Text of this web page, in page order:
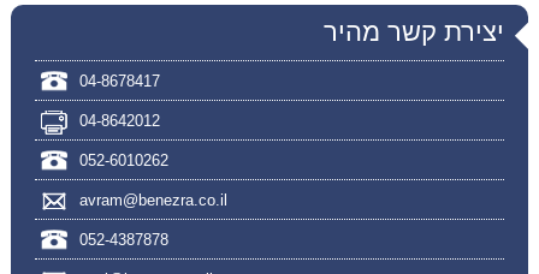
יצירת קשר מהיר
04-8678417
04-8642012
052-6010262
avram@benezra.co.il
052-4387878